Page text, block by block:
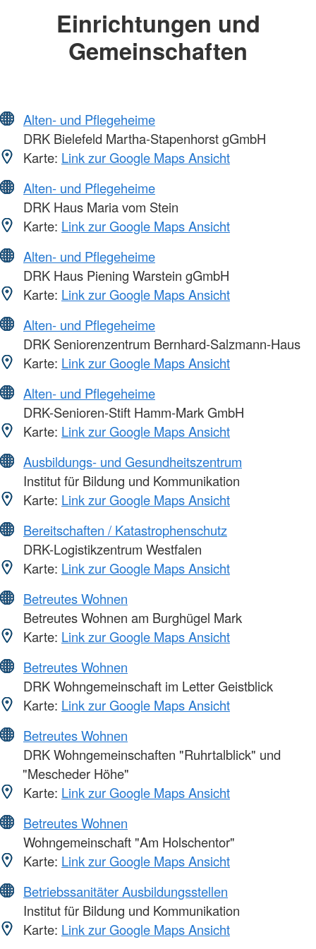
Einrichtungen und
Gemeinschaften
Alten- und Pflegeheime
DRK Bielefeld Martha-Stapenhorst gGmbH
Karte: Link zur Google Maps Ansicht
Alten- und Pflegeheime
DRK Haus Maria vom Stein
Karte: Link zur Google Maps Ansicht
Alten- und Pflegeheime
DRK Haus Piening Warstein gGmbH
Karte: Link zur Google Maps Ansicht
Alten- und Pflegeheime
DRK Seniorenzentrum Bernhard-Salzmann-Haus
Karte: Link zur Google Maps Ansicht
Alten- und Pflegeheime
DRK-Senioren-Stift Hamm-Mark GmbH
Karte: Link zur Google Maps Ansicht
Ausbildungs- und Gesundheitszentrum
Institut für Bildung und Kommunikation
Karte: Link zur Google Maps Ansicht
Bereitschaften / Katastrophenschutz
DRK-Logistikzentrum Westfalen
Karte: Link zur Google Maps Ansicht
Betreutes Wohnen
Betreutes Wohnen am Burghügel Mark
Karte: Link zur Google Maps Ansicht
Betreutes Wohnen
DRK Wohngemeinschaft im Letter Geistblick
Karte: Link zur Google Maps Ansicht
Betreutes Wohnen
DRK Wohngemeinschaften "Ruhrtalblick" und
"Mescheder Höhe"
Karte: Link zur Google Maps Ansicht
Betreutes Wohnen
Wohngemeinschaft "Am Holschentor"
Karte: Link zur Google Maps Ansicht
Betriebssanitäter Ausbildungsstellen
Institut für Bildung und Kommunikation
Karte: Link zur Google Maps Ansicht